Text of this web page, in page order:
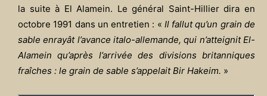
la suite à El Alamein. Le général Saint-Hillier dira en
octobre 1991 dans un entretien : « Il fallut qu’un grain de
sable enrayât l’avance italo-allemande, qui n’atteignit El-
Alamein qu’après l’arrivée des divisions britanniques
fraîches : le grain de sable s’appelait Bir Hakeim. »